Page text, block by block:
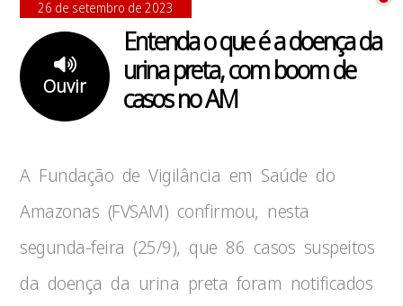
Entenda o que é a doença da
urina preta, com boom de
casos no AM
Ouvir
26 de setembro de 2023
A Fundação de Vigilância em Saúde do
Amazonas (FVSAM) confirmou, nesta
segunda-feira (25/9), que 86 casos suspeitos
da doença da urina preta foram notificados